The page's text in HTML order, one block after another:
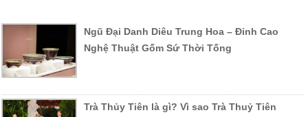
Ngũ Đại Danh Diêu Trung Hoa – Đỉnh Cao
Nghệ Thuật Gốm Sứ Thời Tống
Trà Thủy Tiên là gì? Vì sao Trà Thuỷ Tiên